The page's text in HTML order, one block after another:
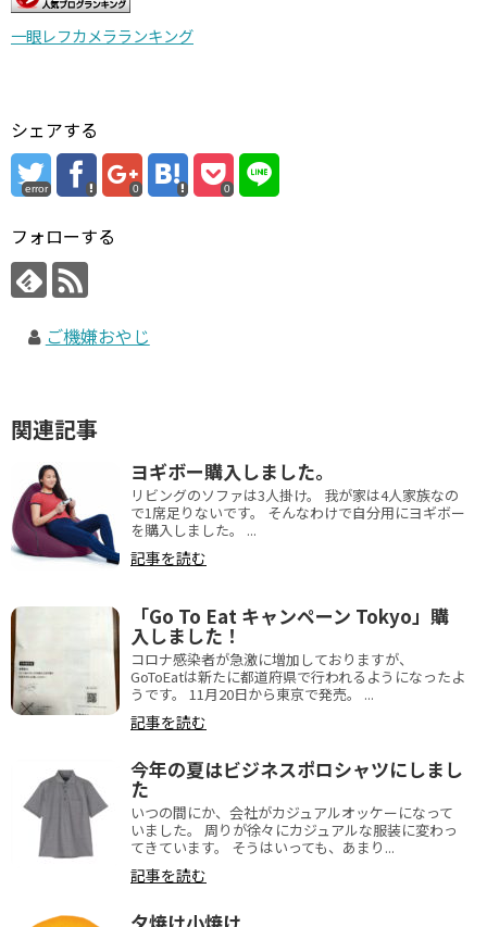
一眼レフカメラランキング
シェアする
error 0 0
フォローする
ご機嫌おやじ
関連記事
ヨギボー購入しました。
リビングのソファは3人掛け。 我が家は4人家族なの
で1席足りないです。 そんなわけで自分用にヨギボー
を購入しました。 ...
記事を読む
「Go To Eat キャンペーン Tokyo」購
入しました！
コロナ感染者が急激に増加しておりますが、
GoToEatは新たに都道府県で行われるようになったよ
うです。 11月20日から東京で発売。 ...
記事を読む
今年の夏はビジネスポロシャツにしまし
た
いつの間にか、会社がカジュアルオッケーになって
いました。 周りが徐々にカジュアルな服装に変わっ
てきています。 そうはいっても、あまり...
記事を読む